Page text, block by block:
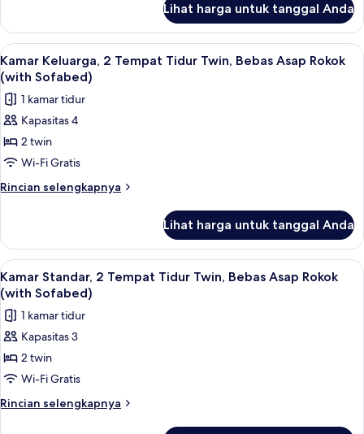
Queen,
Bebas
Asap
Rokok
Kamar
Standar,
1
Tempat
Tidur
Queen,
Bebas
Rokok
Lihat harga untuk tanggal Anda
Lihat
semua
foto
untuk
Kamar
Keluarga,
2
Tempat
Bebas
Asap
Rokok
(with
Sofabed)
Kamar Keluarga, 2 Tempat Tidur
4
Kamar Keluarga, 2 Tempat Tidur Twin, Bebas Asap Rokok
(with Sofabed)
1 kamar tidur
Kapasitas 4
2 twin
Wi-Fi Gratis
Rincian selengkapnya
Rincian
Kamar
Keluarga,
2
Tempat
Tidur
Twin,
Bebas
Rokok
(with
Lihat harga untuk tanggal Anda
Lihat
semua
foto
untuk
Kamar
Standar,
2
Tempat
Kamar Standar, 2 Tempat Tidur
4
Kamar Standar, 2 Tempat Tidur Twin, Bebas Asap Rokok
(with Sofabed)
1 kamar tidur
Kapasitas 3
2 twin
Wi-Fi Gratis
Rincian selengkapnya
Rincian